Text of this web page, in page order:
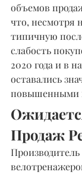
объемов
что, несмотря
типичную
слабость
2020 года и в
оставались
повышенными
Продаж